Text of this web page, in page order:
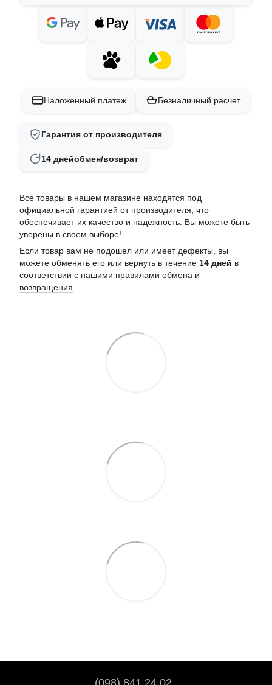
Наложенный платеж Безналичный расчет
Гарантия от производителя
14 днейобмен/возврат
Все товары в нашем магазине находятся под
официальной гарантией от производителя, что
обеспечивает их качество и надежность. Вы можете быть
уверены в своем выборе!
Если товар вам не подошел или имеет дефекты, вы
можете обменять его или вернуть в течение 14 дней в
соответствии с нашими правилами обмена и
возвращения
(098) 841 24 02